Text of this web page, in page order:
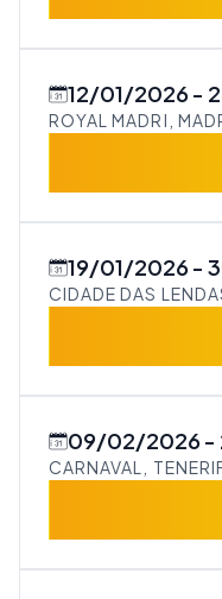
12/01/2026
ROYAL MADRI,
19/01/2026
CIDADE DAS
09/02/2026
CARNAVAL,